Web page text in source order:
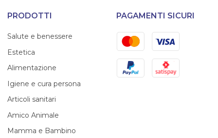
PRODOTTI
Salute e benessere
Estetica
Alimentazione
Igiene e cura persona
Articoli sanitari
Amico Animale
Mamma e Bambino
PAGAMENTI SICURI
MastercardVisa
PayPal Satispay